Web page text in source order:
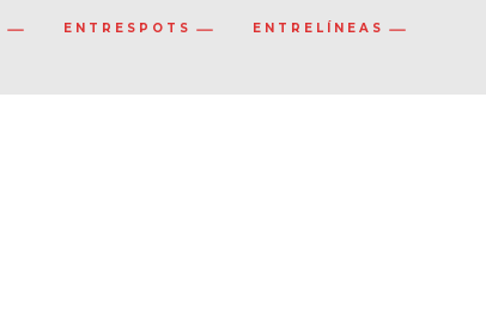
ENTRESPOTS ENTRELÍNEAS